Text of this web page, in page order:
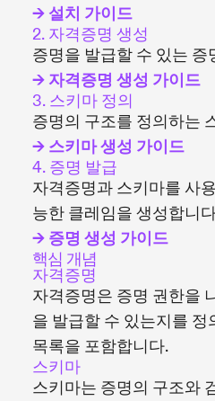
→ 설치 가이드
2. 자격증명 생성
증명을 발급할 수 있는
→ 자격증명 생성 가이드
3. 스키마 정의
증명의 구조를 정의하는
→ 스키마 생성 가이드
4. 증명 발급
자격증명과 스키마를 사
능한 클레임을 생성합니
→ 증명 생성 가이드
핵심 개념
자격증명
자격증명은 증명 권한을
을 발급할 수 있는지를
목록을 포함합니다.
스키마
스키마는 증명의 구조와